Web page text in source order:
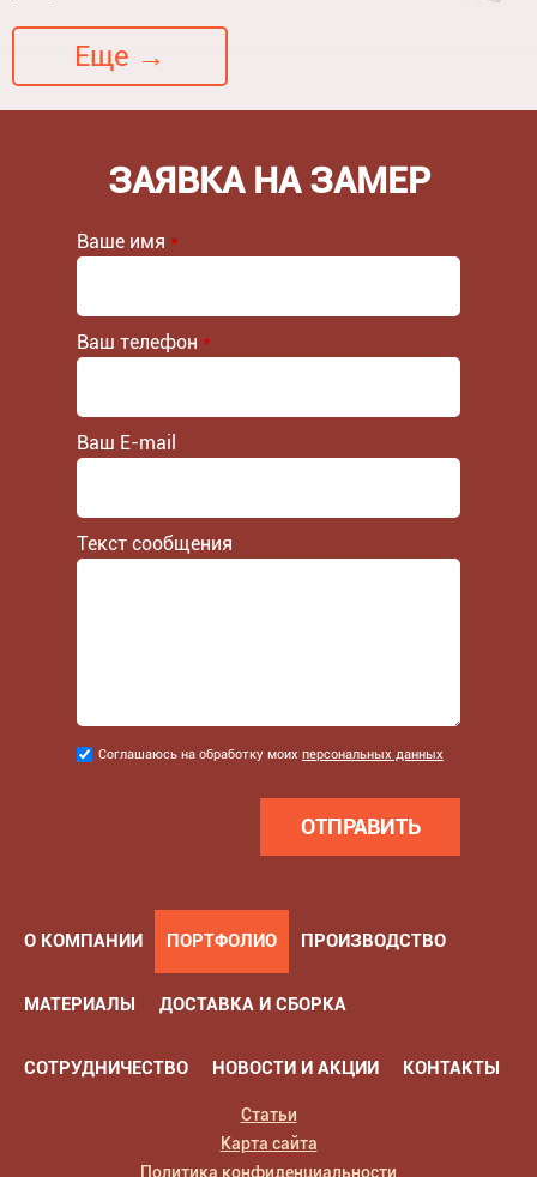
Еще →
ЗАЯВКА НА ЗАМЕР
Ваше имя *
Ваш телефон *
Ваш E-mail
Текст сообщения
Соглашаюсь
Соглашаюсь на обработку моих персональных данных
О КОМПАНИИ ПОРТФОЛИО ПРОИЗВОДСТВО
МАТЕРИАЛЫ ДОСТАВКА И СБОРКА
СОТРУДНИЧЕСТВО НОВОСТИ И АКЦИИ КОНТАКТЫ
Статьи
Карта сайта
Политика конфиденциальности